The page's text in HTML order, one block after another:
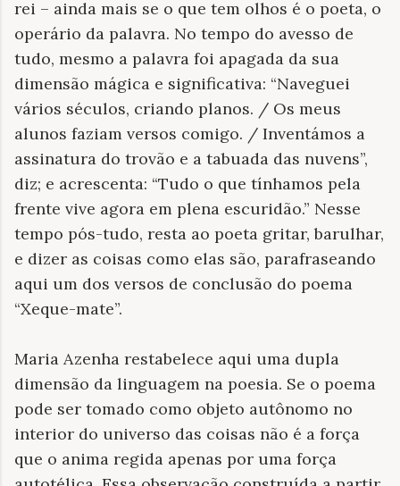
rei – ainda mais se o que tem olhos é o poeta, o
operário da palavra. No tempo do avesso de
tudo, mesmo a palavra foi apagada da sua
dimensão mágica e significativa: “Naveguei
vários séculos, criando planos. / Os meus
alunos faziam versos comigo. / Inventámos a
assinatura do trovão e a tabuada das nuvens”,
diz; e acrescenta: “Tudo o que tínhamos pela
frente vive agora em plena escuridão.” Nesse
tempo pós-tudo, resta ao poeta gritar, barulhar,
e dizer as coisas como elas são, parafraseando
aqui um dos versos de conclusão do poema
“Xeque-mate”.
Maria Azenha restabelece aqui uma dupla
dimensão da linguagem na poesia. Se o poema
pode ser tomado como objeto autônomo no
interior do universo das coisas não é a força
que o anima regida apenas por uma força